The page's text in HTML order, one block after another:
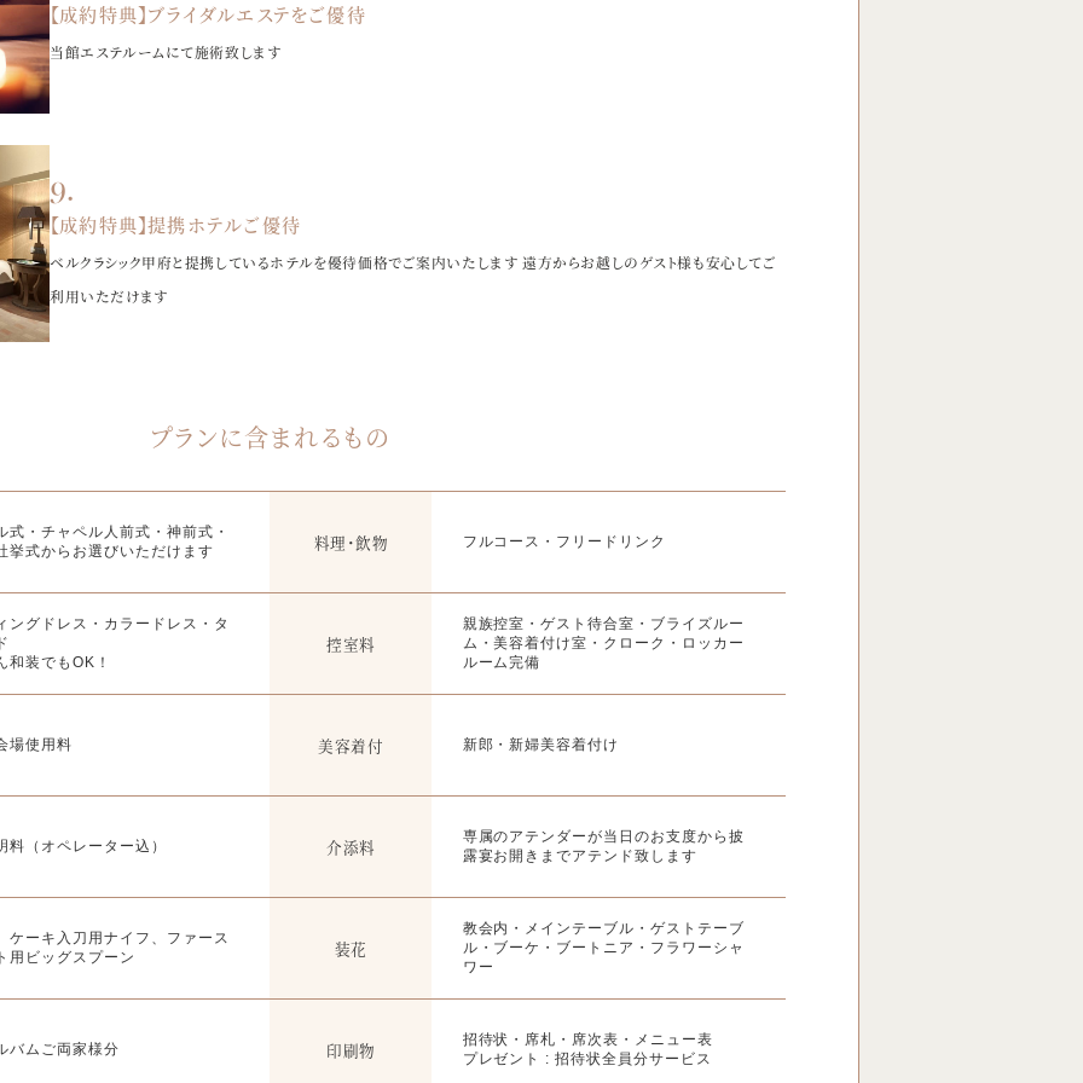
【成約特典】ブライダルエステをご優待
当館エステルームにて施術致します
【成約特典】提携ホテルご優待
ベルクラシック甲府と提携しているホテルを優待価格でご案内いたします 遠方からお越しのゲスト様も安心してご
利用いただけます
プランに含まれるもの
式・チャペル人前式・神前式・
挙式からお選びいただけます
料理・飲物 フルコース・フリードリンク
ングドレス・カラードレス・タ
和装でもOK！
控室料
親族控室・ゲスト待合室・ブライズルー
ム・美容着付け室・クローク・ロッカー
ルーム完備
場使用料 美容着付 新郎・新婦美容着付け
料（オペレーター込） 介添料
専属のアテンダーが当日のお支度から披
露宴お開きまでアテンド致します
ケーキ入刀用ナイフ、ファース
用ビッグスプーン
装花
教会内・メインテーブル・ゲストテーブ
ル・ブーケ・ブートニア・フラワーシャ
ワー
バムご両家様分 印刷物
招待状・席札・席次表・メニュー表
プレゼント : 招待状全員分サービス